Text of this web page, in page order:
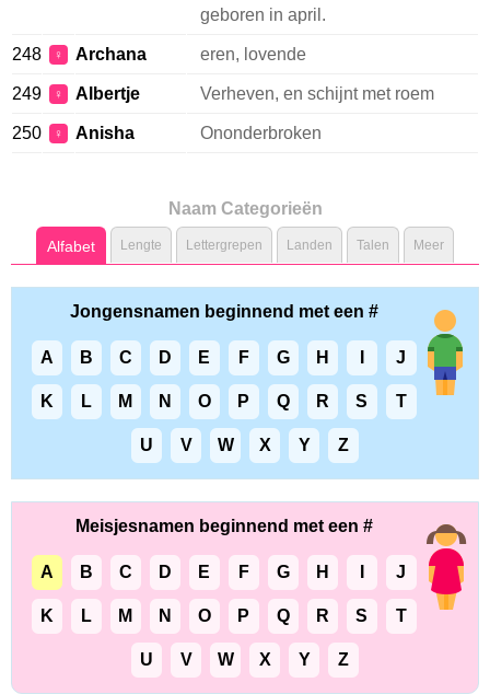
geboren in april.
248 ♀ Archana eren, lovende
249 ♀ Albertje Verheven, en schijnt met roem
250 ♀ Anisha Ononderbroken
Naam Categorieën
Alfabet Lengte Lettergrepen Landen Talen Meer
Jongensnamen beginnend met een #
A B C D E F G H J
K L M N O P Q R S T
U V W X Y Z
Meisjesnamen beginnend met een #
A B C D E F G H J
K L M N O P Q R S T
U V W X Y Z